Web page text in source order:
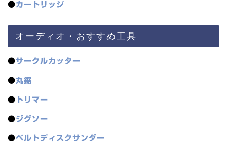
●カートリッジ
オーディオ・おすすめ工具
●サークルカッター
●丸鋸
● トリマー
●ジグソー
●ベルトディスクサンダー